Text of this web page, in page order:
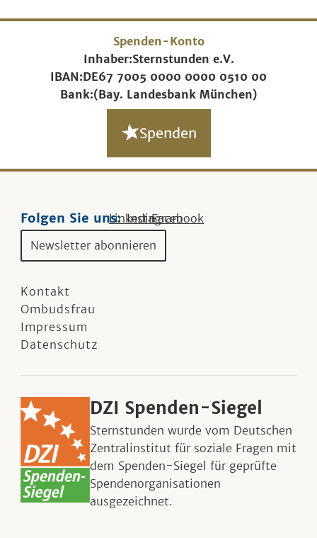
Spenden-Konto
Inhaber:Sternstunden e.V.
IBAN:DE67 7005 0000 0000 0510 00
Bank:(Bay. Landesbank München)
Spenden
Folgen Sie uns:Linkedin
Instagram
Facebook
Newsletter abonnieren
Kontakt
Ombudsfrau
Impressum
Datenschutz
DZI Spenden-Siegel
Sternstunden wurde vom Deutschen
Zentralinstitut für soziale Fragen mit
dem Spenden-Siegel für geprüfte
Spendenorganisationen
ausgezeichnet.